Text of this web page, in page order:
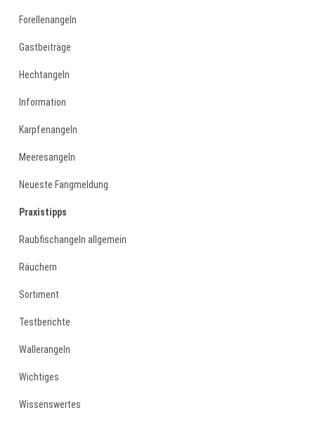
Forellenangeln
Gastbeiträge
Hechtangeln
Information
Karpfenangeln
Meeresangeln
Neueste Fangmeldung
Praxistipps
Raubfischangeln allgemein
Räuchern
Sortiment
Testberichte
Wallerangeln
Wichtiges
Wissenswertes